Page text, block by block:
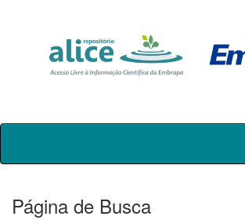
Skip
Página de Busca